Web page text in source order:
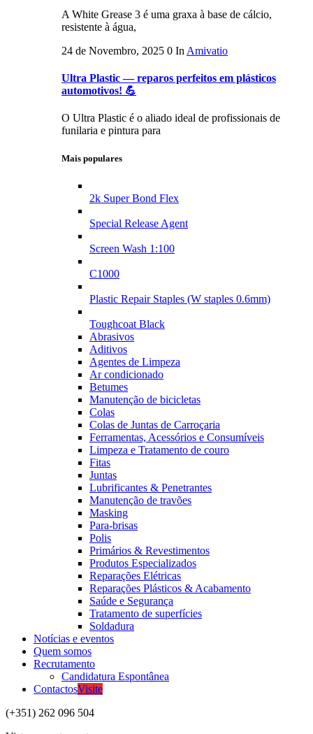
A White Grease 3 é uma graxa à base de cálcio,
resistente à água,
24 de Novembro, 2025 0 In Amivatio
Ultra Plastic — reparos perfeitos em plásticos
automotivos! 💪
O Ultra Plastic é o aliado ideal de profissionais de
funilaria e pintura para
Mais populares
2k Super Bond Flex
Special Release Agent
Screen Wash 1:100
C1000
Plastic Repair Staples (W staples 0.6mm)
Toughcoat Black
Abrasivos
Aditivos
Agentes de Limpeza
Ar condicionado
Betumes
Manutenção de bicicletas
Colas
Colas de Juntas de Carroçaria
Ferramentas, Acessórios e Consumíveis
Limpeza e Tratamento de couro
Fitas
Juntas
Lubrificantes & Penetrantes
Manutenção de travões
Masking
Para-brisas
Polis
Primários & Revestimentos
Produtos Especializados
Reparações Elétricas
Reparações Plásticos & Acabamento
Saúde e Segurança
Tratamento de superfícies
Soldadura
Notícias e eventos
Quem somos
Recrutamento
Candidatura Espontânea
ContactosVisite
(+351) 262 096 504